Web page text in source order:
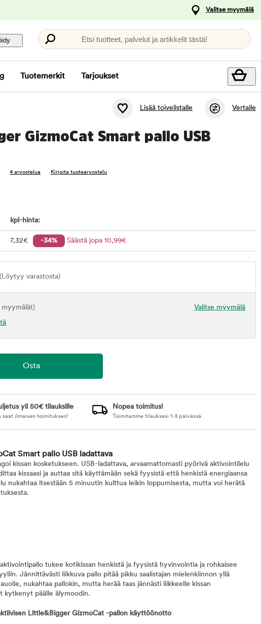
Valitse myymälä
Etsi tuotteet, palvelut ja artikkelit tästä!
Tuotemerkit Tarjoukset
Lisää toivelistalle Vertaile
GizmoCat Smart pallo USB
4 arvostelua Kirjoita tuotearvostelu
kpl-hinta:
7,32€ -34% Säästä jopa 10,99€
(Löytyy varastosta)
Valitse myymälä
myymälät)
yli 50€ tilauksille
saat ilmaisen toimituksen!
Nopea toimitus!
Toimitamme tilauksesi 1-3 päivässä.
Smart pallo USB ladattava
kissan kosketukseen. USB-ladattava, arvaamattomasti pyörivä aktivointilelu
kissaasi ja auttaa sitä käyttämään sekä fyysistä että henkistä energiaansa
nukahtaa itsestään 5 minuutin kulttua leikin loppumisesta, mutta voi herätä
tukee kotikissan henkistä ja fyysistä hyvinvointia ja rohkaisee
Jännittävästi liikkuva pallo pitää pikku saalistajan mielenkiinnon yllä
nukahtaa pallokin, mutta herää taas jännästi liikkeelle kissan
kytkenyt päälle älymoodin.
Little&Bigger GizmoCat -pallon käyttöönotto